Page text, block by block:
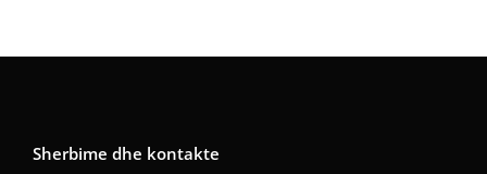
Sherbime dhe kontakte